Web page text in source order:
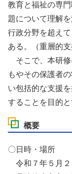
教育と福祉の専
題について理解
行政分野を超え
ある。（重層的支
そこで、本研修
もやその保護者
い包括的な支援
することを目的と
概要
〇日時・場所
令和７年５月２